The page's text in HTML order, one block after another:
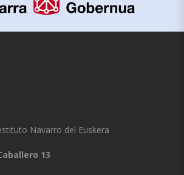
Navarro del Euskera
13